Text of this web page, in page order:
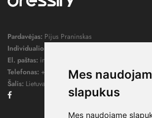
Mes
slapukus
Mes naudojame
Pardavėjas: Pijus Praninskas
Individualios veiklos pažymos nr.:
El. paštas: info@dressify.lt
Telefonas: +370 676 78578
Šalis: Lietuva